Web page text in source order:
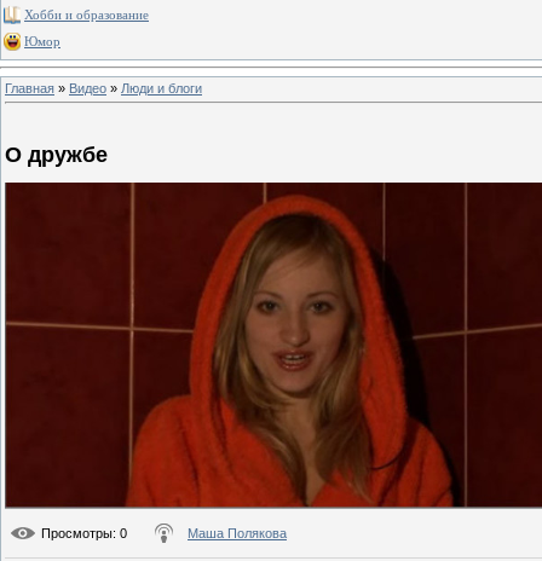
Хобби и образование
Юмор
Главная » Видео » Люди и блоги
О дружбе
Просмотры: 0 Маша Полякова